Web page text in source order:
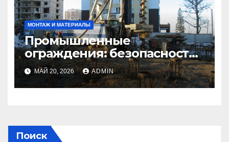
МОНТАЖ И МАТЕРИАЛЫ
Промышленные
ограждения: безопасность
и эффективность на
производственных
объектах
МАЙ 20, 2026 ADMIN
Поиск